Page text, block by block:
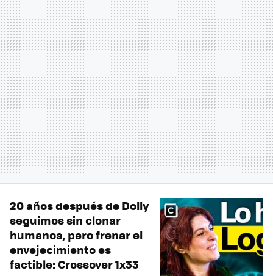
20 años después de Dolly
seguimos sin clonar
humanos, pero frenar el
envejecimiento es
factible: Crossover 1x33